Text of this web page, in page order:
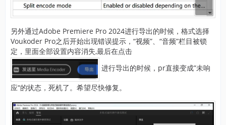
另外通过Adobe Premiere Pro 2024进行导出的时候，格式选择
Voukoder Pro之后开始出现错误提示，“视频”、“音频”栏目被锁
定，里面全部设置内容消失,最后在点击
进行导出的时候，pr直接变成”未响
应“的状态，死机了。希望尽快修复。